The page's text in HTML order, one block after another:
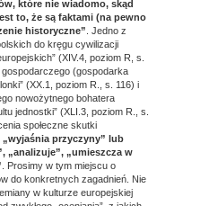
które nie wiadomo, skąd
to, że są faktami (na pewno
historyczne” . Jedno z
do kręgu cywilizacji
(XIV.4, poziom R, s.
(gospodarka
(XX.1, poziom R., s. 116) i
nowożytnego bohatera
jednostki” (XLI.3, poziom R., s.
społeczne skutki
„wyjaśnia przyczyny” lub
„analizuje”, „umieszcza w
. Prosimy w tym miejscu o
do konkretnych zagadnień. Nie
w kulturze europejskiej